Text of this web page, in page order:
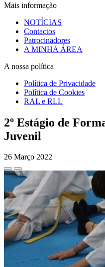
Mais informação
NOTÍCIAS
Contactos
Patrocinadores
A MINHA ÁREA
A nossa política
Política de Privacidade
Política de Cookies
RAL e RLL
2º Estágio de
Juvenil
26 Março 2022